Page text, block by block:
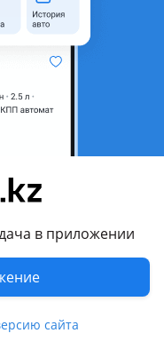
в приложении
сайта
Алматинская
- 2005 GG (GG/GY)